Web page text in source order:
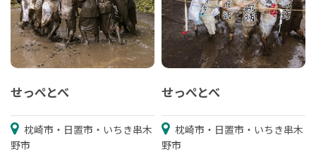
せっぺとべ
枕崎市・日置市・いちき串木
野市
せっぺとべ
枕崎市・日置市・いちき串木
野市